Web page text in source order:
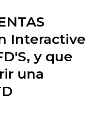
Interactive
y que
una